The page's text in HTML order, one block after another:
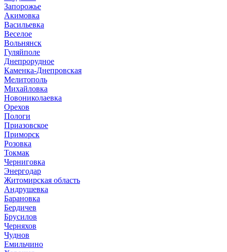
Запорожье
Акимовка
Васильевка
Веселое
Вольнянск
Гуляйполе
Днепрорудное
Каменка-Днепровская
Мелитополь
Михайловка
Новониколаевка
Орехов
Пологи
Приазовское
Приморск
Розовка
Токмак
Черниговка
Энергодар
Житомирская область
Андрушевка
Барановка
Бердичев
Брусилов
Черняхов
Чуднов
Емильчино